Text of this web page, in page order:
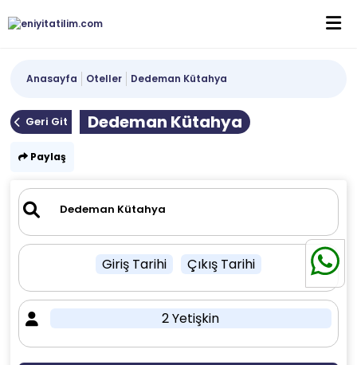
Anasayfa Oteller Dedeman Kütahya
Geri Git Dedeman Kütahya
Paylaş
Giriş Tarihi Çıkış Tarihi
2 Yetişkin